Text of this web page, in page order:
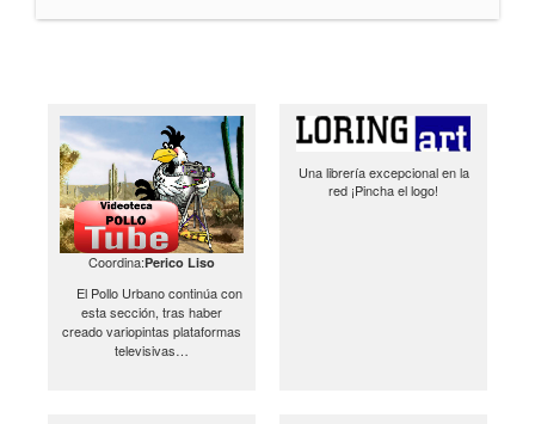
Coordina:Perico Liso
El Pollo Urbano continúa con
esta sección, tras haber
creado variopintas plataformas
televisivas…
Una librería excepcional en la
red ¡Pincha el logo!